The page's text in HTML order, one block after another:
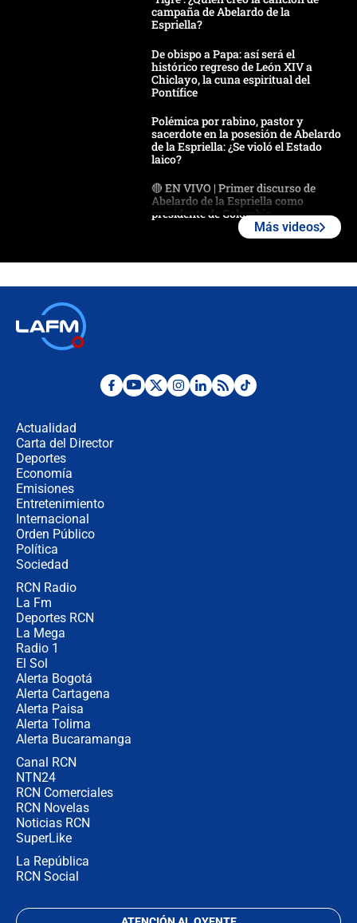
campaña de Abelardo de la
Espriella?
De obispo a Papa: así será el
histórico regreso de León XIV a
Chiclayo, la cuna espiritual del
Pontífice
Polémica por rabino, pastor y
sacerdote en la posesión de Abelardo
de la Espriella: ¿Se violó el Estado
laico?
🔴 EN VIVO | Primer discurso de
Abelardo de la Espriella como
presidente de Colombia
Desde dermatitis hasta infecciones:
Más videos
Actualidad
Carta del Director
Deportes
Economía
Emisiones
Entretenimiento
Internacional
Orden Público
Política
Sociedad
RCN Radio
La Fm
Deportes RCN
La Mega
Radio 1
El Sol
Alerta Bogotá
Alerta Cartagena
Alerta Paisa
Alerta Tolima
Alerta Bucaramanga
Canal RCN
NTN24
RCN Comerciales
RCN Novelas
Noticias RCN
SuperLike
La República
RCN Social